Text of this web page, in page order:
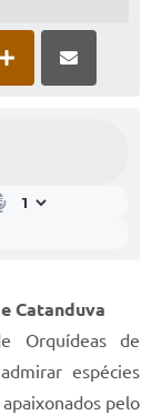
Catanduva
Orquídeas de
espécies
pelo